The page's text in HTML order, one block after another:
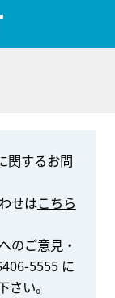
関するお問
せはこちら
のご意見・
5555 に
い。